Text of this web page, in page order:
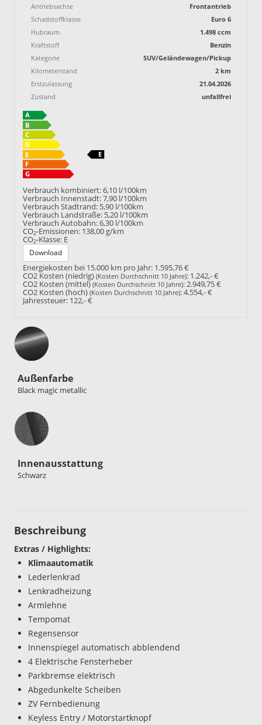
Antriebsachse
Frontantrieb
Schadstoffklasse
Euro 6
Hubraum
1.498 ccm
Kraftstoff
Benzin
Kategorie
SUV/Geländewagen/Pickup
Kilometerstand
2 km
Erstzulassung
21.04.2026
Zustand
unfallfrei
Verbrauch kombiniert:6,10 l/100km
Verbrauch Innenstadt:7,90 l/100km
Verbrauch Stadtrand: 5,90 l/100km
Verbrauch Landstraße: 5,20 l/100km
Verbrauch Autobahn:6,30 l/100km
CO2-Emissionen: 138,00 g/km
CO2-Klasse: E
Download
Energiekosten bei 15.000 km pro Jahr: 1.595,76 €
CO2 Kosten (niedrig) (Kosten Durchschnitt 10 Jahre): 1.242,- €
CO2 Kosten (mittel) (Kosten Durchschnitt 10 Jahre):2.949,75 €
CO2 Kosten (hoch) (Kosten Durchschnitt 10 Jahre):4.554,- €
Jahressteuer: 122,- €
Außenfarbe
Black magic metallic
Innenausstattung
Innenausstattung
Schwarz
Beschreibung
Extras / Highlights:
Klimaautomatik
Lederlenkrad
Lenkradheizung
Armlehne
Tempomat
Regensensor
Innenspiegel automatisch abblendend
4 Elektrische Fensterheber
Parkbremse elektrisch
Abgedunkelte Scheiben
ZV Fernbedienung
Keyless Entry / Motorstartknopf